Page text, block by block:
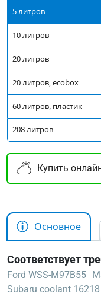
5 литров
10 литров
20 литров
20 литров, ecobox
60 литров, пластик
208 литров
Купить
Основное
Соответствует
Ford WSS-M97B55
Subaru coolant 16218